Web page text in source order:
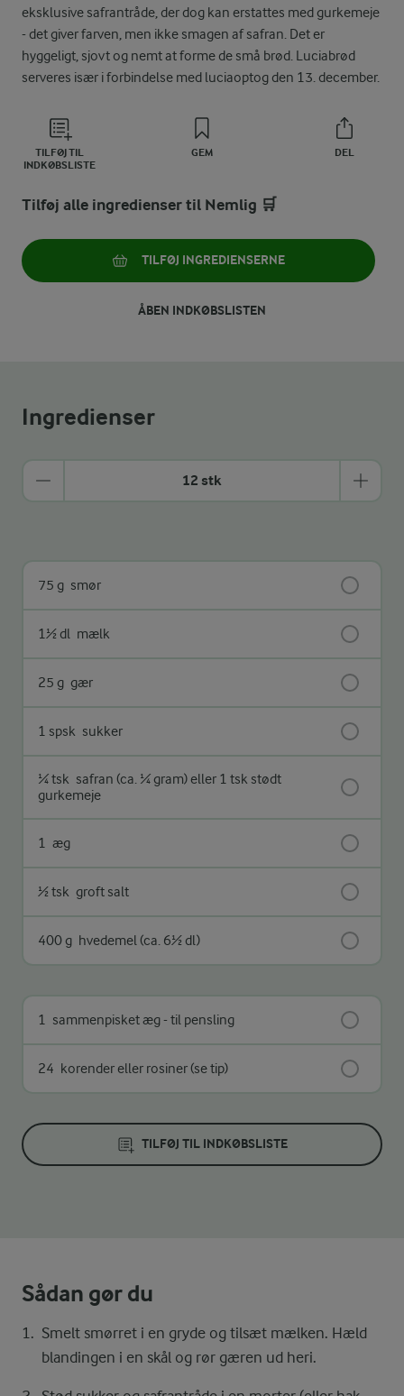
eksklusive safrantråde, der dog kan erstattes med gurkemeje
- det giver farven, men ikke smagen af safran. Det er
hyggeligt, sjovt og nemt at forme de små brød. Luciabrød
serveres især i forbindelse med luciaoptog den 13. december.
TILFØJ TIL
INDKØBSLISTE
GEM DEL
Tilføj alle ingredienser til Nemlig 🛒
TILFØJ INGREDIENSERNE
ÅBEN INDKØBSLISTEN
Ingredienser
12 stk
75 g smør
1½ dl mælk
25 g gær
1 spsk sukker
¼ tsk safran (ca. ¼ gram) eller 1 tsk stødt
gurkemeje
1 æg
½ tsk groft salt
400 g hvedemel (ca. 6½ dl)
1 sammenpisket æg - til pensling
24 korender eller rosiner (se tip)
TILFØJ TIL INDKØBSLISTE
Sådan gør du
Smelt smørret i en gryde og tilsæt mælken. Hæld
blandingen i en skål og rør gæren ud heri.